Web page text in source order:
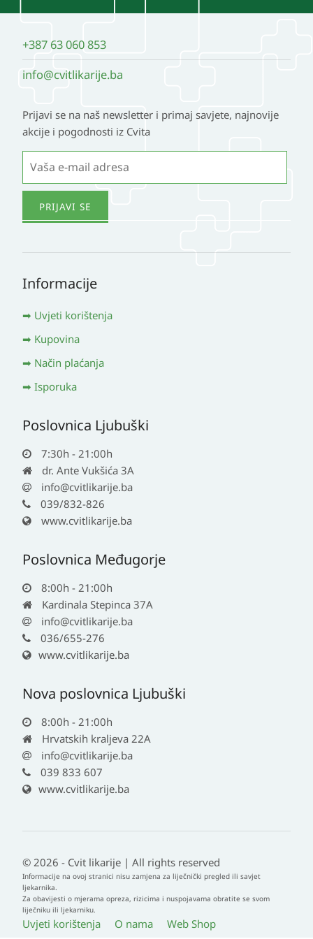
+387 63 060 853
info@cvitlikarije.ba
Prijavi se na naš newsletter i primaj savjete, najnovije
akcije i pogodnosti iz Cvita
Informacije
Uvjeti korištenja
Kupovina
Način plaćanja
Isporuka
Poslovnica Ljubuški
7:30h - 21:00h
dr. Ante Vukšića 3A
info@cvitlikarije.ba
039/832-826
www.cvitlikarije.ba
Poslovnica Međugorje
8:00h - 21:00h
Kardinala Stepinca 37A
info@cvitlikarije.ba
036/655-276
www.cvitlikarije.ba
Nova poslovnica Ljubuški
8:00h - 21:00h
Hrvatskih kraljeva 22A
info@cvitlikarije.ba
039 833 607
www.cvitlikarije.ba
© 2026 - Cvit likarije | All rights reserved
Informacije na ovoj stranici nisu zamjena za liječnički pregled ili savjet
ljekarnika.
Za obavijesti o mjerama opreza, rizicima i nuspojavama obratite se svom
liječniku ili ljekarniku.
Uvjeti korištenja O nama Web Shop